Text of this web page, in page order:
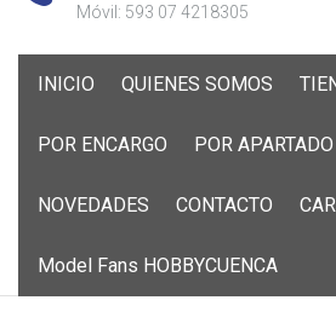
Móvil: 593 07 4218305
INICIO QUIENES SOMOS
POR ENCARGO POR APARTADO
NOVEDADES CONTACTO
Model Fans HOBBYCUENCA